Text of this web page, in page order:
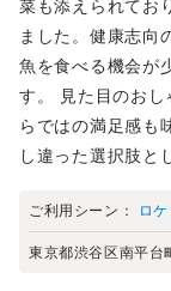
菜も添えられてお
ました。健康志向
魚を食べる機会が
す。 見た目のおし
らではの満足感も
し違った選択肢と
ご利用シーン： ロ
東京都渋谷区南平台